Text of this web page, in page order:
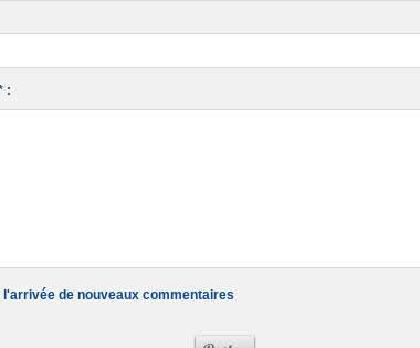
:
l'arrivée de nouveaux commentaires